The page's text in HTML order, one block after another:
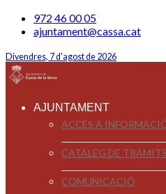
972 46 00 05
ajuntament@cassa.cat
Divendres, 7 d'agost de 2026
AJUNTAMENT
ACCÉS A
CATÀLEG DE TRÀMITS
COMUNICACIÓ